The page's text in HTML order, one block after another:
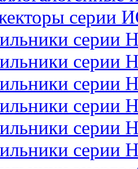
серии
серии
серии
серии
серии
серии
серии